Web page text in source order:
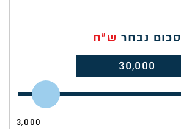
סכום נבחר ש"ח
30,000
3,000